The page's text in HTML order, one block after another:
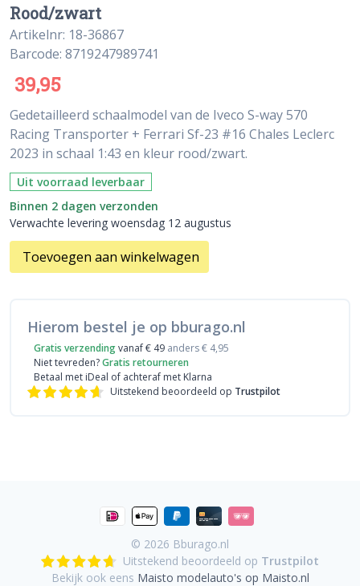
Rood/zwart
Artikelnr: 18-36867
Barcode: 8719247989741
39,95
Gedetailleerd schaalmodel van de Iveco S-way 570
Racing Transporter + Ferrari Sf-23 #16 Chales Leclerc
2023 in schaal 1:43 en kleur rood/zwart.
Uit voorraad leverbaar
Binnen 2 dagen verzonden
Verwachte levering woensdag 12 augustus
Toevoegen aan winkelwagen
Hierom bestel je op bburago.nl
Gratis verzendingvanaf € 49 anders € 4,95
Niet tevreden?Gratis retourneren
Betaal met iDeal of achteraf met Klarna
Uitstekend beoordeeld op Trustpilot
© 2026 Bburago.nl
Uitstekend beoordeeld op Trustpilot
Bekijk ook eens Maisto modelauto's op Maisto.nl